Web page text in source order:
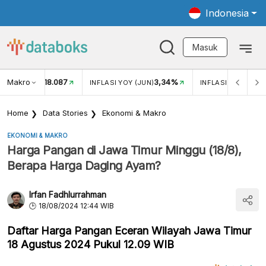
Indonesia
Masuk
Makro
USD/IDR 18.087 INFLASI YOY (JUN)3,34% INFLASI MOM
Home Data Stories Ekonomi & Makro
EKONOMI & MAKRO
Harga Pangan di Jawa Timur Minggu (18/8),
Berapa Harga Daging Ayam?
Irfan Fadhlurrahman
18/08/2024 12:44 WIB
Daftar Harga Pangan Eceran Wilayah Jawa Timur
18 Agustus 2024 Pukul 12.09 WIB